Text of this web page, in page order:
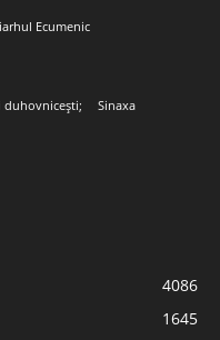
Ecumenic
duhovnicești; Sinaxa
4086
1645